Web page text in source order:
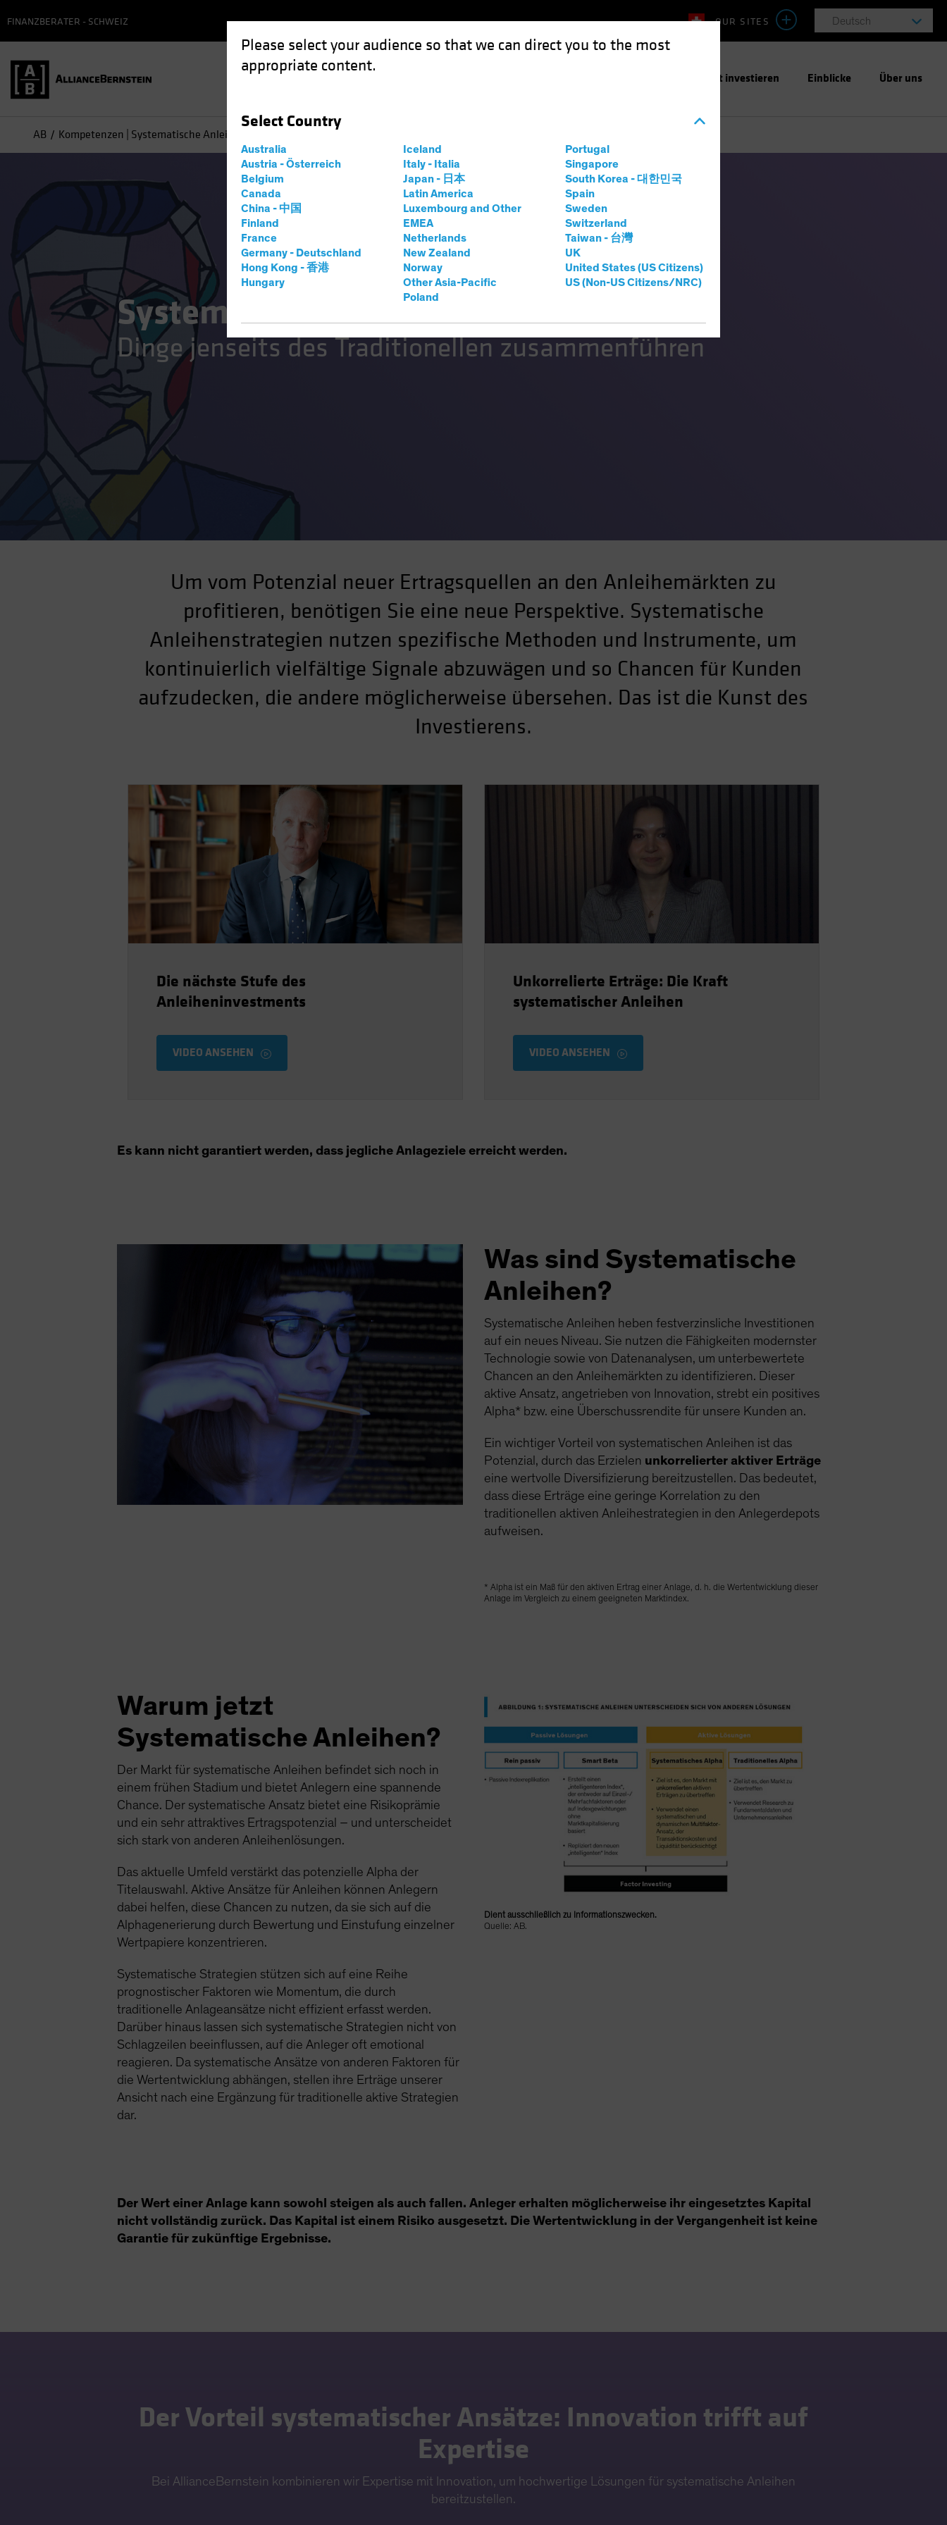
Please select your audience so that we can direct you to the most
appropriate content.
Select Country
Australia
Austria - Österreich
Belgium
Canada
China - 中国
Finland
France
Germany - Deutschland
Hong Kong - 香港
Hungary
Iceland
Italy - Italia
Japan - 日本
Latin America
Luxembourg and Other
EMEA
Netherlands
New Zealand
Norway
Other Asia-Pacific
Poland
Portugal
Singapore
South Korea - 대한민국
Spain
Sweden
Switzerland
Taiwan - 台灣
UK
United States (US Citizens)
US (Non-US Citizens/NRC)
Deutsch
OUR SITES
FINANZBERATER - SCHWEIZ
Verantwortungsbewusst investieren Einblicke Über uns
AB Kompetenzen | Systematische Anleihen
Systematische Anleihen:
Dinge jenseits des Traditionellen zusammenführen
Um vom Potenzial neuer Ertragsquellen an den Anleihemärkten zu
profitieren, benötigen Sie eine neue Perspektive. Systematische
Anleihenstrategien nutzen spezifische Methoden und Instrumente, um
kontinuierlich vielfältige Signale abzuwägen und so Chancen für Kunden
aufzudecken, die andere möglicherweise übersehen. Das ist die Kunst des
Investierens.
Die nächste Stufe des
Anleiheninvestments
VIDEO ANSEHEN
Unkorrelierte Erträge: Die Kraft
systematischer Anleihen
VIDEO ANSEHEN
Es kann nicht garantiert werden, dass jegliche Anlageziele erreicht werden.
Was sind Systematische
Anleihen?
Systematische Anleihen heben festverzinsliche Investitionen
auf ein neues Niveau. Sie nutzen die Fähigkeiten modernster
Technologie sowie von Datenanalysen, um unterbewertete
Chancen an den Anleihemärkten zu identifizieren. Dieser
aktive Ansatz, angetrieben von Innovation, strebt ein positives
Alpha* bzw. eine Überschussrendite für unsere Kunden an.
Ein wichtiger Vorteil von systematischen Anleihen ist das
Potenzial, durch das Erzielen unkorrelierter aktiver Erträge
eine wertvolle Diversifizierung bereitzustellen. Das bedeutet,
dass diese Erträge eine geringe Korrelation zu den
traditionellen aktiven Anleihestrategien in den Anlegerdepots
aufweisen.
* Alpha ist ein Maß für den aktiven Ertrag einer Anlage, d. h. die Wertentwicklung dieser
Anlage im Vergleich zu einem geeigneten Marktindex.
Warum jetzt
Systematische Anleihen?
Der Markt für systematische Anleihen befindet sich noch in
einem frühen Stadium und bietet Anlegern eine spannende
Chance. Der systematische Ansatz bietet eine Risikoprämie
und ein sehr attraktives Ertragspotenzial – und unterscheidet
sich stark von anderen Anleihenlösungen.
Das aktuelle Umfeld verstärkt das potenzielle Alpha der
Titelauswahl. Aktive Ansätze für Anleihen können Anlegern
dabei helfen, diese Chancen zu nutzen, da sie sich auf die
Alphagenerierung durch Bewertung und Einstufung einzelner
Wertpapiere konzentrieren.
Systematische Strategien stützen sich auf eine Reihe
prognostischer Faktoren wie Momentum, die durch
traditionelle Anlageansätze nicht effizient erfasst werden.
Darüber hinaus lassen sich systematische Strategien nicht von
Schlagzeilen beeinflussen, auf die Anleger oft emotional
reagieren. Da systematische Ansätze von anderen Faktoren für
die Wertentwicklung abhängen, stellen ihre Erträge unserer
Ansicht nach eine Ergänzung für traditionelle aktive Strategien
dar.
Dient ausschließlich zu Informationszwecken.
Quelle: AB.
Der Wert einer Anlage kann sowohl steigen als auch fallen. Anleger erhalten möglicherweise ihr eingesetztes Kapital
nicht vollständig zurück. Das Kapital ist einem Risiko ausgesetzt. Die Wertentwicklung in der Vergangenheit ist keine
Garantie für zukünftige Ergebnisse.
Der Vorteil systematischer Ansätze: Innovation trifft auf
Expertise
Bei AllianceBernstein kombinieren wir Expertise mit Innovation, um hochwertige Lösungen für systematische Anleihen
bereitzustellen.